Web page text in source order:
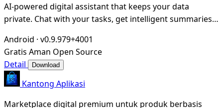
AI-powered digital assistant that keeps your data
private. Chat with your tasks, get intelligent summaries,
Android · v0.9.979+4001
Gratis Aman Open Source
Detail
Download
Kantong Aplikasi
Marketplace digital premium untuk produk berbasis